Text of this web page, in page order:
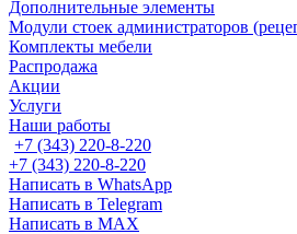
Дополнительные элементы
Модули стоек администраторов
Комплекты мебели
Распродажа
Акции
Услуги
Наши работы
+7 (343) 220-8-220
+7 (343) 220-8-220
Написать в WhatsApp
Написать в Telegram
Написать в MAX